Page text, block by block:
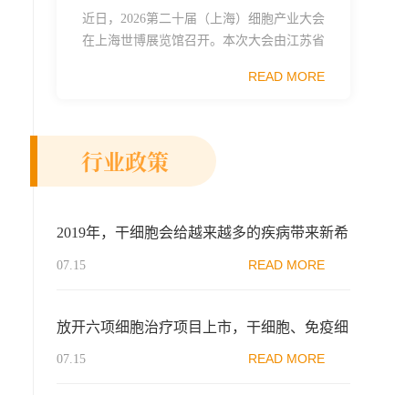
近日，2026第二十届（上海）细胞产业大会
在上海世博展览馆召开。本次大会由江苏省
促进会细胞医药分会、武汉东湖国家自主创
READ MORE
行业政策
2019年，干细胞会给越来越多的疾病带来新希
望！
07.15 READ MORE
放开六项细胞治疗项目上市，干细胞、免疫细
胞通通在列
07.15 READ MORE